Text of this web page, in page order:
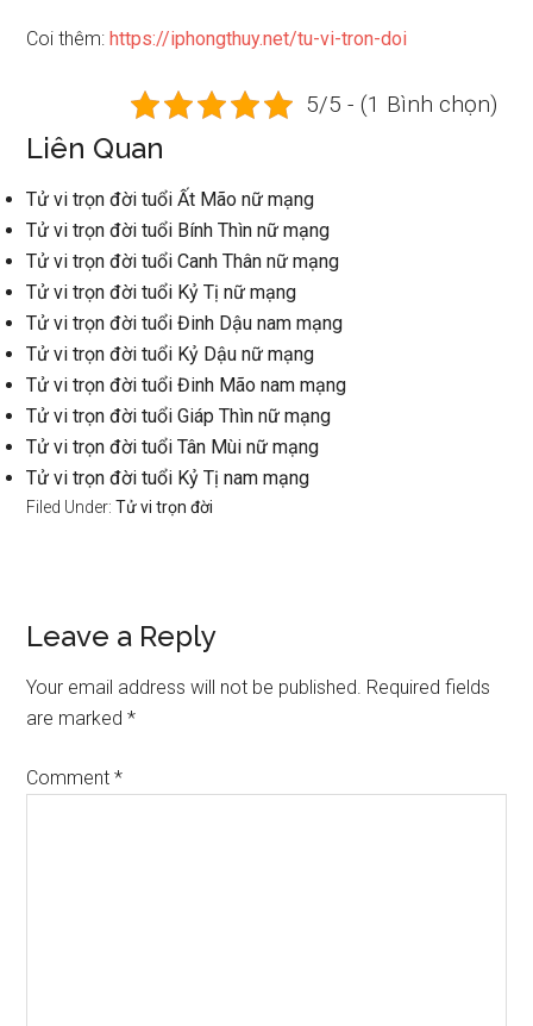
Coi thêm:https://iphongthuy.net/tu-vi-tron-doi
5/5 - (1 Bình chọn)
Liên Quan
Tử vi trọn đời tuổi Ất Mão nữ mạng
Tử vi trọn đời tuổi Bính Thìn nữ mạng
Tử vi trọn đời tuổi Canh Thân nữ mạng
Tử vi trọn đời tuổi Kỷ Tị nữ mạng
Tử vi trọn đời tuổi Đinh Dậu nam mạng
Tử vi trọn đời tuổi Kỷ Dậu nữ mạng
Tử vi trọn đời tuổi Đinh Mão nam mạng
Tử vi trọn đời tuổi Giáp Thìn nữ mạng
Tử vi trọn đời tuổi Tân Mùi nữ mạng
Tử vi trọn đời tuổi Kỷ Tị nam mạng
Filed Under:Tử vi trọn đời
Reader
Interactions
Leave a Reply
Your email address will not be published. Required fields
are marked*
Comment*